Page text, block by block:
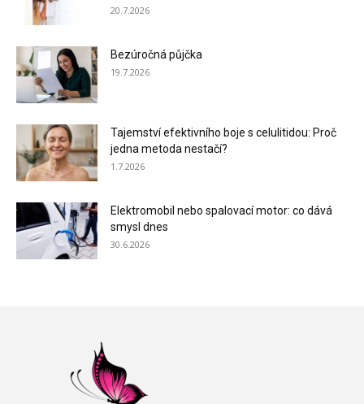
20.7.2026
Bezúročná půjčka
19.7.2026
Tajemství efektivního boje s celulitidou: Proč
jedna metoda nestačí?
1.7.2026
Elektromobil nebo spalovací motor: co dává
smysl dnes
30.6.2026